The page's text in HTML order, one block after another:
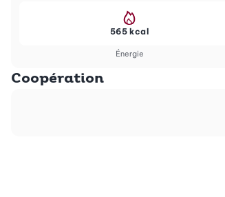
Énergie
565 kcal
Coopération